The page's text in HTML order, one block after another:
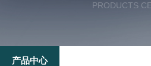
PRODUCTS
产品中心